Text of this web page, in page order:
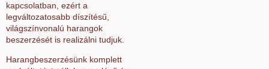
kapcsolatban, ezért a
legváltozatosabb díszítésű,
világszínvonalú harangok
beszerzését is realizálni tudjuk.
Harangbeszerzésünk komplett